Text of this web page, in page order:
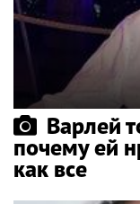
Варлей
почему ей
как все